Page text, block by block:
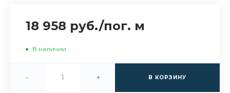
18 958 руб./пог. м
В наличии
- + В КОРЗИНУ